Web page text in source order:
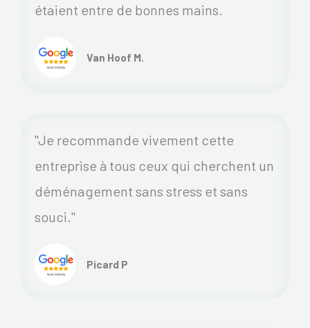
étaient entre de bonnes mains.
Van Hoof M.
"Je recommande vivement cette
entreprise à tous ceux qui cherchent un
déménagement sans stress et sans
souci."
Picard P